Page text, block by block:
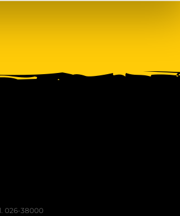
026-38000